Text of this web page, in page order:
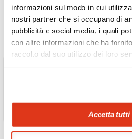
informazioni sul modo in cui
nostri partner che si occupano di
pubblicità e social media, i quali
con altre informazioni che ha
raccolto dal suo utilizzo dei loro
Accetta tutti
Scopri il Tour »
THAILANDIA